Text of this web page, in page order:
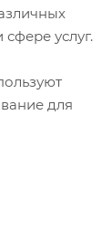
услуг.
для